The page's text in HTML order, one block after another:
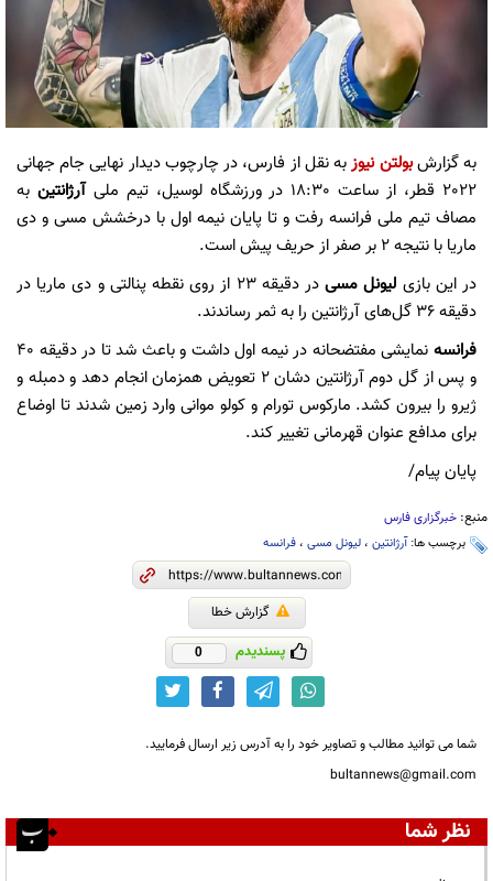
به گزارشبولتن نیوزبه نقل از فارس، در چارچوب دیدار نهایی جام جهانی
2022 قطر، از ساعت 18:30 در ورزشگاه لوسیل، تیم ملی
آرژانتین به
مصاف تیم ملی فرانسه رفت و تا پایان نیمه اول با درخشش مسی و دی
ماریا با نتیجه 2 بر صفر از حریف پیش است.
در این بازی لیونل مسی
در دقیقه 23 از روی نقطه پنالتی و دی ماریا در
دقیقه 36 گل‌های آرژانتین را به ثمر رساندند.
فرانسه
نمایشی مفتضحانه در نیمه اول داشت و باعث شد تا در دقیقه 40
و پس از گل دوم آرژانتین دشان 2 تعویض همزمان انجام دهد و دمبله و
ژیرو را بیرون کشد. مارکوس تورام و کولو موانی وارد زمین شدند تا اوضاع
برای مدافع عنوان قهرمانی تغییر کند.
پایان پیام/
منبع: خبرگزاری فارس
برچسب ها:آرژانتین ، لیونل مسی ، فرانسه
گزارش خطا
پسندیدم 0
شما می توانید مطالب و تصاویر خود را به آدرس زیر ارسال فرمایید.
bultannews@gmail.com
نظر شما